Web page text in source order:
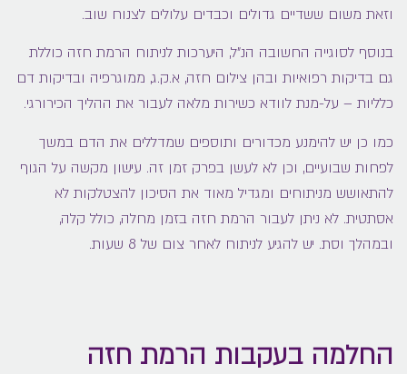
וזאת משום ששדיים גדולים וכבדים עלולים לצנוח שוב.
בנוסף לסוגייה החשובה הנ”ל, היערכות לניתוח הרמת חזה כוללת
גם בדיקות רפואיות ובהן צילום חזה, א.ק.ג, ממוגרפיה ובדיקות דם
כלליות – על-מנת לוודא כשירות מלאה לעבור את ההליך הכירורגי.
כמו כן יש להימנע מכדורים ותוספים שמדללים את הדם במשך
לפחות שבועיים, וכן לא לעשן בפרק זמן זה. עישון מקשה על הגוף
להתאושש מניתוחים ומגדיל מאוד את הסיכון להצטלקות לא
אסתטית. לא ניתן לעבור הרמת חזה בזמן מחלה, כולל קלה,
ובמהלך וסת. יש להגיע לניתוח לאחר צום של 8 שעות.
החלמה בעקבות הרמת חזה